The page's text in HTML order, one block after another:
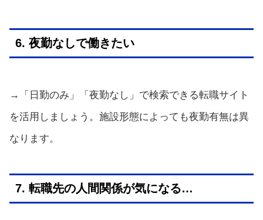
6. 夜勤なしで働きたい
→「日勤のみ」「夜勤なし」で検索できる転職サイト
を活用しましょう。施設形態によっても夜勤有無は異
なります。
7. 転職先の人間関係が気になる…